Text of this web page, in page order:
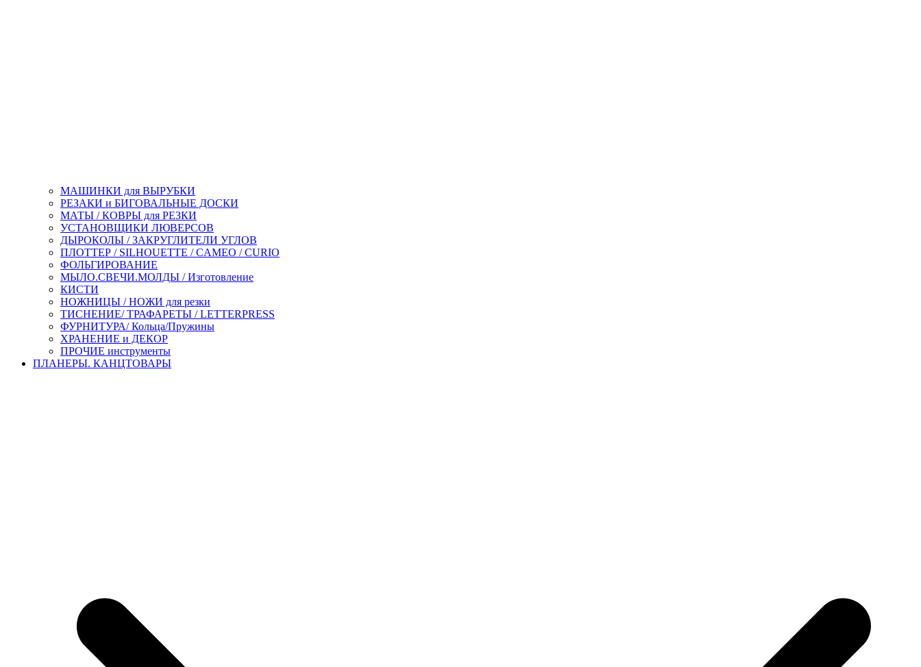
МАШИНКИ для ВЫРУБКИ
РЕЗАКИ и БИГОВАЛЬНЫЕ ДОСКИ
МАТЫ / КОВРЫ для РЕЗКИ
УСТАНОВЩИКИ ЛЮВЕРСОВ
ДЫРОКОЛЫ / ЗАКРУГЛИТЕЛИ УГЛОВ
ПЛОТТЕР / SILHOUETTE / CAMEO / CURIO
ФОЛЬГИРОВАНИЕ
МЫЛО.СВЕЧИ.МОЛДЫ / Изготовление
КИСТИ
НОЖНИЦЫ / НОЖИ для резки
ТИСНЕНИЕ/ ТРАФАРЕТЫ / LETTERPRESS
ФУРНИТУРА/ Кольца/Пружины
ХРАНЕНИЕ и ДЕКОР
ПРОЧИЕ инструменты
ПЛАНЕРЫ. КАНЦТОВАРЫ